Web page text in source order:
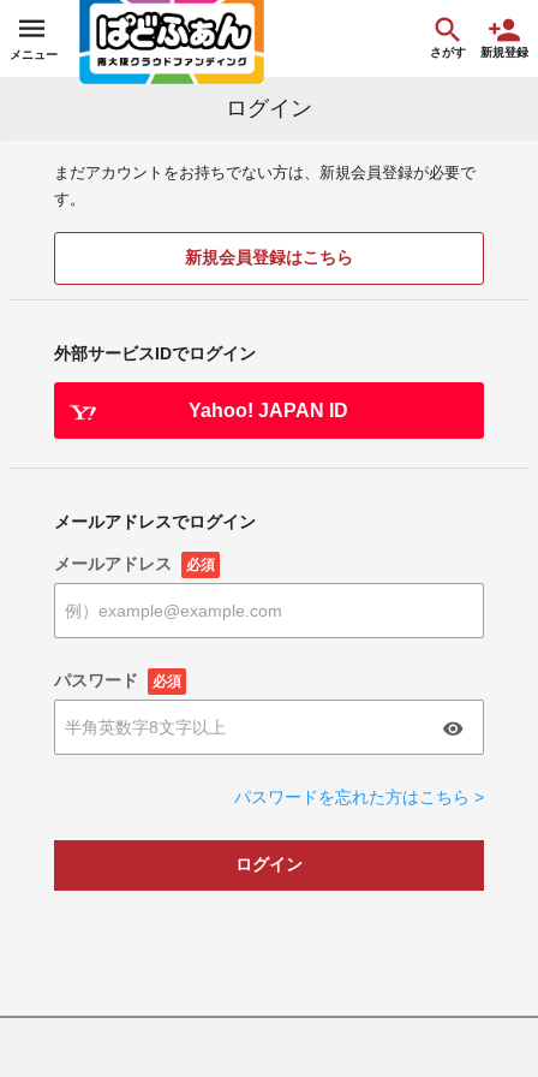
メニュー さがす 新規登録
ログイン
まだアカウントをお持ちでない方は、新規会員登録が必要で
す。
新規会員登録はこちら
外部サービスIDでログイン
Yahoo! JAPAN ID
メールアドレスでログイン
メールアドレス 必須
パスワード 必須
パスワードを忘れた方はこちら >
ログイン